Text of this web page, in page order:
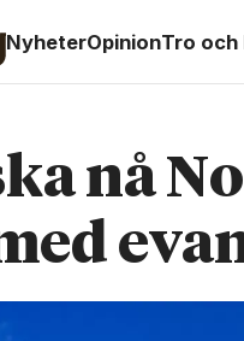
NyheterOpinionTro och
nå